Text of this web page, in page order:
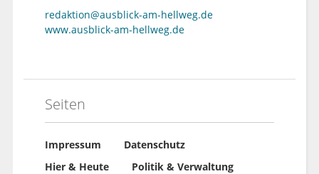
redaktion@ausblick-am-hellweg.de
www.ausblick-am-hellweg.de
Seiten
Impressum
Datenschutz
Hier & Heute
Politik & Verwaltung